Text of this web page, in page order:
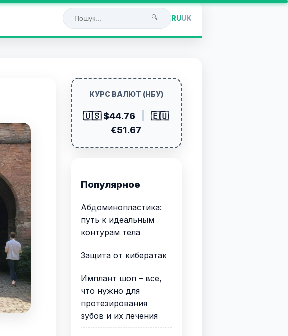
🔍 RUUK
КУРС ВАЛЮТ (НБУ)
🇺🇸 $44.76
🇪🇺
€51.67
Популярное
Абдоминопластика:
путь к идеальным
контурам тела
Защита от кибератак
Имплант шоп – все,
что нужно для
протезирования
зубов и их лечения